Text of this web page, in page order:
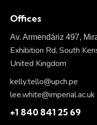
Offices
Av. Armendáriz 497,
Exhibition Rd, South
United Kingdom
kelly.tello@upch.pe
lee.white@imperial.ac.uk
+1 840 841 25 69